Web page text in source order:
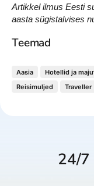
Artikkel ilmus Eesti
aasta sügistalvises
Teemad
Aasia Hotellid ja
Reisimuljed
Traveller
24/7